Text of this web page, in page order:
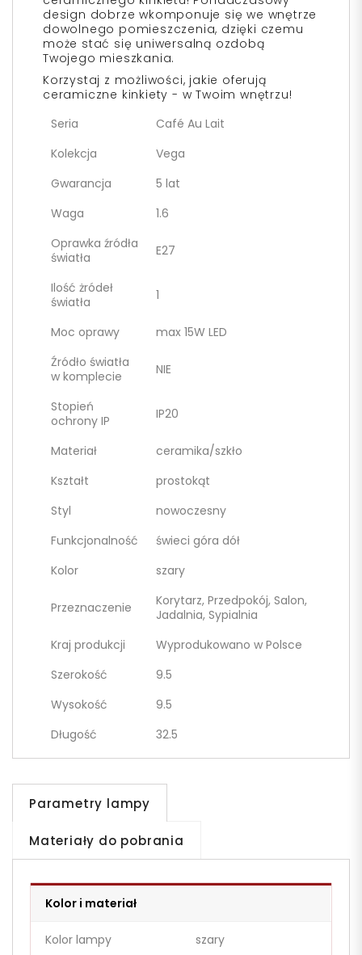
design dobrze wkomponuje się we wnętrze
dowolnego pomieszczenia, dzięki czemu
może stać się uniwersalną ozdobą
Twojego mieszkania.
Korzystaj z możliwości, jakie oferują
ceramiczne kinkiety - w Twoim wnętrzu!
Seria
Café Au Lait
Kolekcja
Vega
Gwarancja
5 lat
Waga
1.6
Oprawka źródła
światła
E27
Ilość żródeł
światła
1
Moc oprawy
max 15W LED
Źródło światła
w komplecie
NIE
Stopień
ochrony IP
IP20
Materiał
ceramika/szkło
Kształt
prostokąt
Styl
nowoczesny
Funkcjonalność
świeci góra dół
Kolor
szary
Przeznaczenie
Korytarz, Przedpokój, Salon,
Jadalnia, Sypialnia
Kraj produkcji
Wyprodukowano w Polsce
Szerokość
9.5
Wysokość
9.5
Długość
32.5
Parametry lampy
Materiały do pobrania
Kolor i materiał
Kolor lampy szary